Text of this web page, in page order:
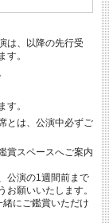
は、以降の先行受
す。
。
とは、公演中必ずご
賞スペースへご案内
公演の1週間前まで
願いいたします。
にご鑑賞いただけ